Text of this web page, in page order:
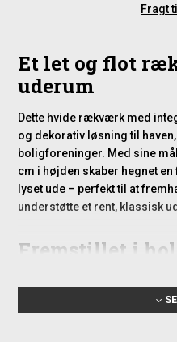
Fragt
Et let og flot
uderum
Dette hvide rækværk med
og dekorativ løsning til
boligforeninger. Med sine
cm i højden skaber hegnet
lyset ude – perfekt til at
understøtte et rent, klassisk
Fremstillet i
som bruges til moderne
hverken maling, olie eller